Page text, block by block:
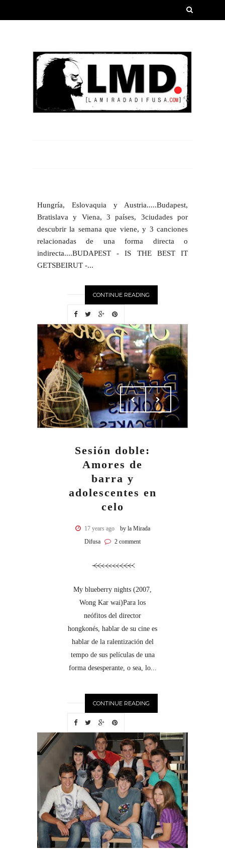
Hungría, Eslovaquia y Austria.....Budapest,
Bratislava y Viena, 3 países, 3ciudades por
descubrir la semana que viene, y 3 canciones
relacionadas de una forma directa o
indirecta....BUDAPEST - IS THE BEST IT
GETSBEIRUT -...
CONTINUE READING
Sesión doble:
Amores de
barra y
adolescentes en
celo
17 years ago
by la Mirada
Difusa
2 comment
My blueberry nights (2007,
Wong Kar wai)Para los
neófitos del director
hongkonés, hablar de su cine es
hablar de la ralentización del
tempo de sus películas de una
forma desesperante, o sea, lo...
CONTINUE READING